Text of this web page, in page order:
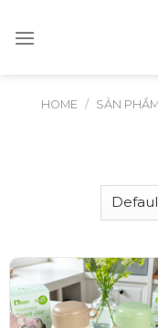
HOME / SẢN PHẨM